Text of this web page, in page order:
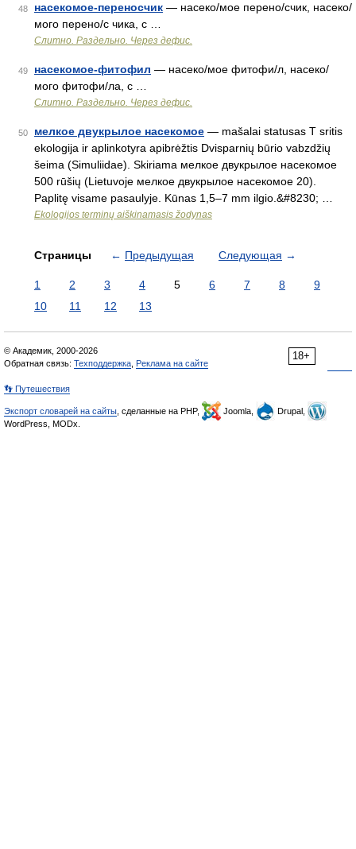
48 насекомое-переносчик — насеко/мое перено/счик, насеко/
мого перено/с чика, с …
Слитно. Раздельно. Через дефис.
49 насекомое-фитофил — насеко/мое фитофи/л, насеко/
мого фитофи/ла, с …
Слитно. Раздельно. Через дефис.
50 мелкое двукрылое насекомое — mašalai statusas T sritis
ekologija ir aplinkotyra apibrėžtis Dvisparnių būrio vabzdžių
šeima (Simuliidae). Skiriama мелкое двукрылое насекомое
500 rūšių (Lietuvoje мелкое двукрылое насекомое 20).
Paplitę visame pasaulyje. Kūnas 1,5–7 mm ilgio.&#8230; …
Ekologijos terminų aiškinamasis žodynas
Страницы ← Предыдущая Следующая →
1 2 3 4 5 6 7 8
9
10
11 12 13
18+
© Академик, 2000-2026
Обратная связь: Техподдержка Реклама на сайте
👣 Путешествия
Экспорт словарей на сайты , сделанные на PHP, Joomla,
Drupal,
WordPress, MODx.